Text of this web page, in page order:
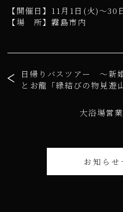
【開催日】11月1日(火)～30
【場 所】霧島市内
日帰りバスツアー ～新
とお龍「縁結びの物見遊
大浴場営
お知らせ